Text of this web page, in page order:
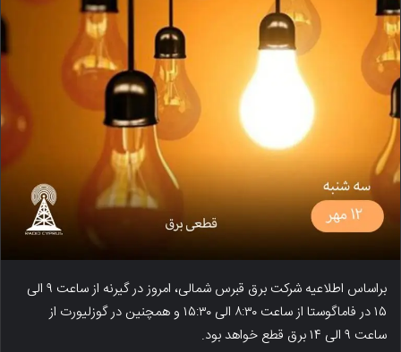
براساس اطلاعیه شرکت برق قبرس شمالی، امروز در گیرنه از ساعت ۹ الی
۱۵ در فاماگوستا از ساعت ۸:۳۰ الی ۱۵:۳۰ و همچنین در گوزلیورت از
ساعت ۹ الی ۱۴ برق قطع خواهد بود.